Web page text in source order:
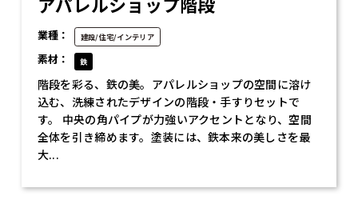
業種： 建設/住宅/インテリア
素材： 鉄
階段を彩る、鉄の美。アパレルショップの空間に溶け
込む、洗練されたデザインの階段・手すりセットで
す。 中央の角パイプが力強いアクセントとなり、空間
全体を引き締めます。塗装には、鉄本来の美しさを最
大...